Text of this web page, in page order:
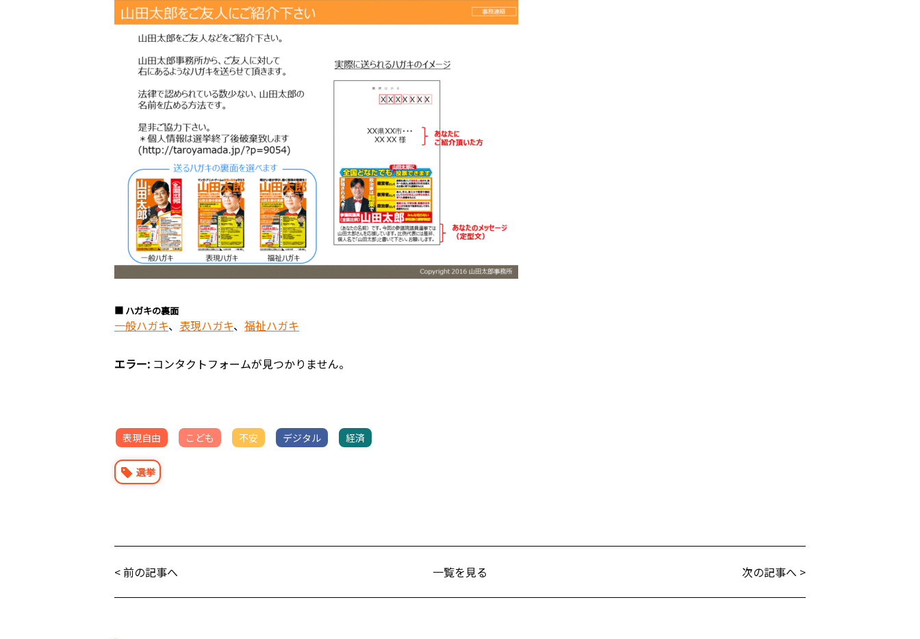
■ ハガキの裏面
一般ハガキ、 表現ハガキ、 福祉ハガキ
エラー: コンタクトフォームが見つかりません。
表現自由 こども 不安 デジタル 経済
選挙
< 前の記事へ 一覧を見る 次の記事へ >